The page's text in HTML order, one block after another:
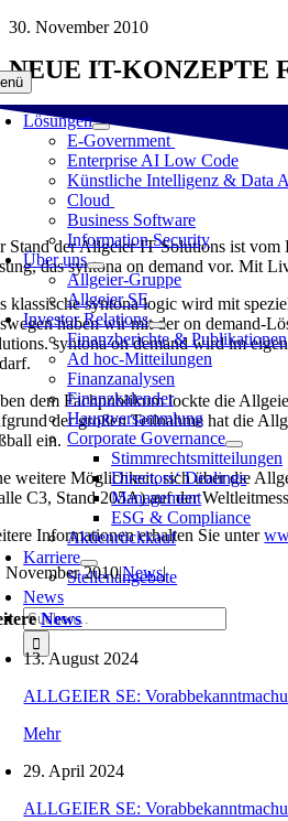
Zum
springen
Lösungen
E-Government
Enterprise AI Low Code
Künstliche Intelligenz & Data
Cloud
Business Software
Information Security
Über uns
Allgeier-Gruppe
Allgeier SE
Investor Relations
Finanzberichte & Publikationen
Ad hoc-Mitteilungen
Finanzanalysen
Finanzkalender
Hauptversammlung
Corporate Governance
Stimmrechtsmitteilungen
Directors‘ Dealings
Management
ESG & Compliance
Aktienrückkauf
Karriere
Stellenangebote
News
Suche
nach:
30. November 2010
NEUE IT-KONZEPTE
Stand der Allgeier IT Solutions ist vom
das syntona on demand vor. Mit
klassische syntona logic wird mit
haben wir mit der on demand-
syntona on demand wird im
dem Fachpublikum lockte die
der großen Teilnahme hat die
ein.
weitere Möglichkeit, sich über die
C3, Stand 205A) auf der
Informationen erhalten Sie unter
November 2010|News|
News
13. August 2024
ALLGEIER SE:
Mehr
29. April 2024
ALLGEIER SE: